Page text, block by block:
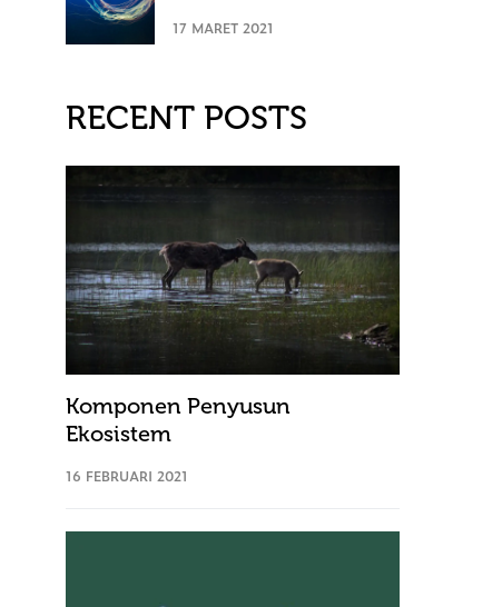
17 MARET 2021
RECENT POSTS
Komponen Penyusun
Ekosistem
16 FEBRUARI 2021